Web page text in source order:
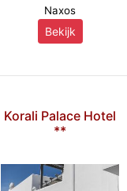
Naxos
Bekijk
Korali Palace Hotel
**